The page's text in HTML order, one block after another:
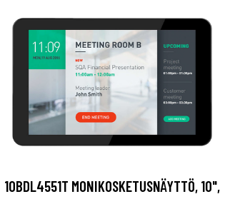
10BDL4551T MONIKOSKETUSNÄYTTÖ, 10",